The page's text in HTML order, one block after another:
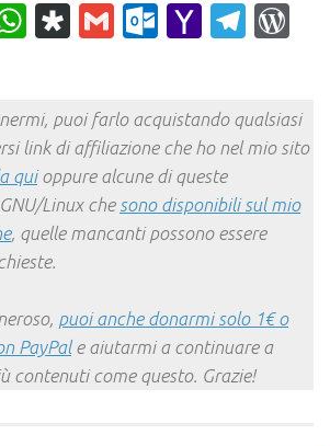
WhatsApp
Diaspora
Gmail Yahoo
puoi farlo acquistando qualsiasi
link di affiliazione che ho nel mio sito
quioppure alcune di queste
Linux che sono disponibili sul mio
, quelle mancanti possono essere
puoi anche donarmi solo 1€ o
PayPale aiutarmi a continuare a
contenuti come questo. Grazie!